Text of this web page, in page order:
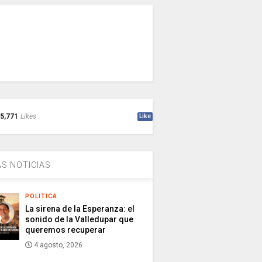
5,771 Likes Like
NOTICIAS
POLITICA
La sirena de la Esperanza: el
sonido de la Valledupar que
queremos recuperar
4 agosto, 2026